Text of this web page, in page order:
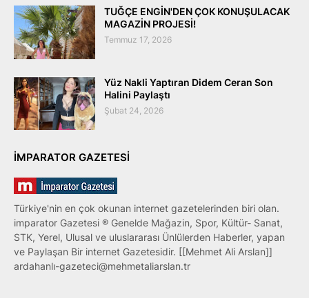
TUĞÇE ENGİN'DEN ÇOK KONUŞULACAK
MAGAZİN PROJESİ!
Temmuz 17, 2026
Yüz Nakli Yaptıran Didem Ceran Son
Halini Paylaştı
Şubat 24, 2026
IMPARATOR GAZETESI
Türkiye'nin en çok okunan internet gazetelerinden biri olan.
imparator Gazetesi ® Genelde Mağazin, Spor, Kültür- Sanat,
STK, Yerel, Ulusal ve uluslararası Ünlülerden Haberler, yapan
ve Paylaşan Bir internet Gazetesidir. [[Mehmet Ali Arslan]]
ardahanlı-gazeteci@mehmetaliarslan.tr